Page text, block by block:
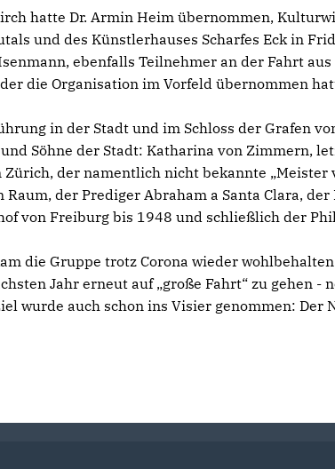
hatte Dr. Armin Heim übernommen,
und des Künstlerhauses Scharfes Eck in
ebenfalls Teilnehmer an der Fahrt
die Organisation im Vorfeld übernommen
in der Stadt und im Schloss der Grafen
Söhne der Stadt: Katharina von Zimmern,
der namentlich nicht bekannte „Meister
Raum, der Prediger Abraham a Santa Clara,
von Freiburg bis 1948 und schließlich der
die Gruppe trotz Corona wieder
Jahr erneut auf „große Fahrt“ zu gehen -
wurde auch schon ins Visier genommen: Der